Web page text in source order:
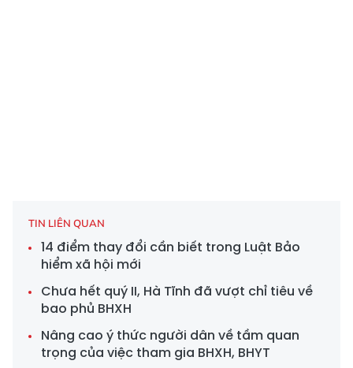
TIN LIÊN QUAN
14 điểm thay đổi cần biết trong Luật Bảo
hiểm xã hội mới
Chưa hết quý II, Hà Tĩnh đã vượt chỉ tiêu về
bao phủ BHXH
Nâng cao ý thức người dân về tầm quan
trọng của việc tham gia BHXH, BHYT